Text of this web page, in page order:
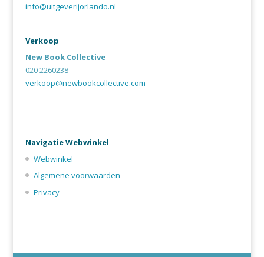
info@uitgeverijorlando.nl
Verkoop
New Book Collective
020 2260238
verkoop@newbookcollective.com
Navigatie Webwinkel
Webwinkel
Algemene voorwaarden
Privacy